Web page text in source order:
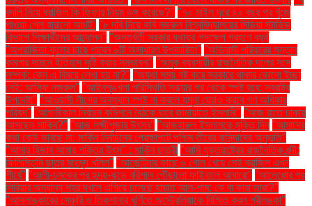
বদলি নিয়ে ব্রাজিল কি ফিফার নিয়ম ভঙ্গ করেছে?" "৭০ মাইল দূরে ৪০ বছর পর খুঁজে
পাওয়া গেল হারানো আংটি" "৮ দবি নিয়ে কবি নজরুল বিশ্ববিদ্যালয়ের মিডিয়া স্টাডিজ
বিভাগে শিক্ষার্থীদের আন্দোলন" "অন্তর্বর্তী সরকার যথাযথ পদক্ষেপ গ্রহণে ব্যর্থ
"অপরাজিতা ফুলের চায়ে পাবেন ৬টি অসাধারণ উপকারিতা" "অভিবাসী পরিবারের সন্তান
কমলার সামনে ইতিহাস সৃষ্টি করার সম্ভাবনা" "অমুক ব্যবসায়ীর রাজনৈতিক দলের সঙ্গে
সম্পর্ক: কেন এ বিষয়ে লেখা হয় না?" "অযথা সময় নষ্ট করে সরকারে থাকার কোনো ইচ্ছা
নেই: আসিফ নজরুল" "আইনশৃঙ্খলা পরিস্থিতি সন্ধ্যার পর থেকে স্পষ্ট হবে: স্বরাষ্ট্র
উপদেষ্টা" "আওয়ামী লীগের অবস্থান স্পষ্ট না করলে যমুনা ঘেরাও করবে গণ অধিকার
পরিষদ" "আগামীকাল নির্বাচন কমিশনে বৈঠকে যাবে জামায়াতে ইসলামী" "আজ রাতে ঢাকায়
আসছেন সাকিব?" "আজ লক্ষ্মীপূজার উৎসব" "আজহারুল ইসলামকে মুক্তি দিন "আমাদের
কথা কেউ ভাবছে না: মার্কিন নির্বাচনের প্রেক্ষাপটে পশ্চিম তীরের বাসিন্দাদের অনুভূতি"
"আমার হিজাব আমার শক্তির উৎস" : মার্কিন ছাত্রী "আমি যুক্তরাষ্ট্রের রাজনৈতিক বন্দী:
ফিলিস্তিনি ছাত্র মাহমুদ খলিল" "আর্জেন্টিনার কাছে ৬ গোল খেয়ে সেই ব্রাজিল এখন
শীর্ষে" "আলী-চমকের পর হৃদয়-ঝড়ে বরিশাল পৌঁছালো ফাইনালে আবারো" "আলেপ্পোর পর
সিরিয়ার অন্যান্য শহর দখলে এগিয়ে চলেছে হায়াত আল-শাম: কে বা কারা তারা?"
"আসলাঙ্কারের সেঞ্চুরি ও তিকশানার ঘূর্ণিতে অস্ট্রেলিয়াকে বিস্মিত করল শ্রীলঙ্কা"